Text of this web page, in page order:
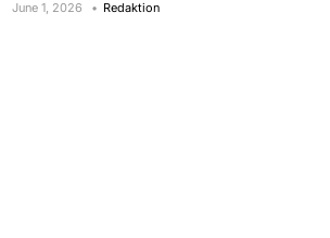
June 1, 2026 Redaktion